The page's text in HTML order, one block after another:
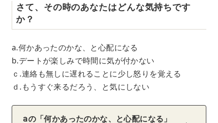
さて、その時のあなたはどんな気持ちです
か？
a.何かあったのかな、と心配になる
b.デートが楽しみで時間に気が付かない
ｃ.連絡も無しに遅れることに少し怒りを覚える
ｄ.もうすぐ来るだろう、と気にしない
aの「何かあったのかな、と心配になる」